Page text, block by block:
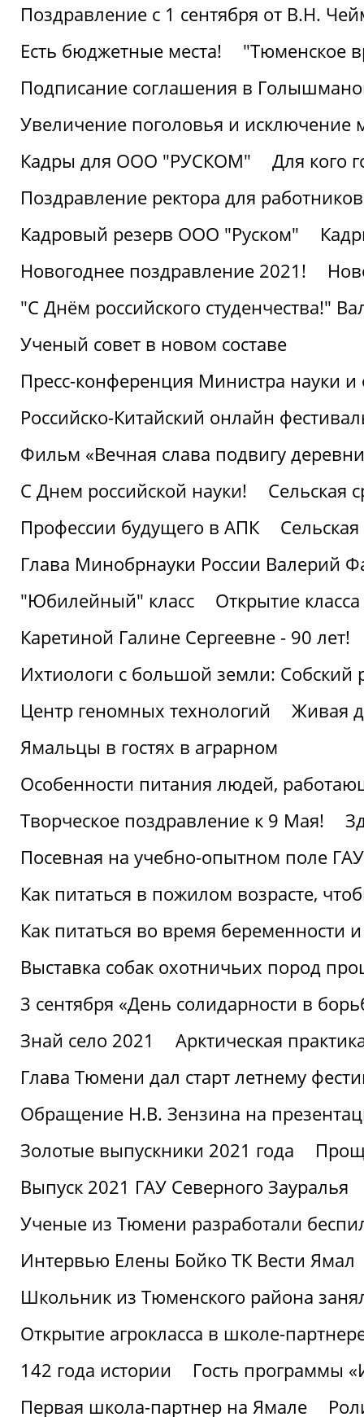
Поздравление с 1 сентября от В.Н.
Есть бюджетные места!
"Тюменское
Подписание соглашения в
Увеличение поголовья и исключение
Кадры для ООО "РУСКОМ"
Для кого
Поздравление ректора для
Кадровый резерв ООО "Руском"
Новогоднее поздравление 2021!
"С Днём российского студенчества!"
Ученый совет в новом составе
Пресс-конференция Министра науки
Российско-Китайский онлайн
Фильм «Вечная слава подвигу
С Днем российской науки!
Сельская
Профессии будущего в АПК
Глава Минобрнауки России Валерий
"Юбилейный" класс
Открытие
Каретиной Галине Сергеевне - 90 лет!
Ихтиологи с большой земли: Собский
Центр геномных технологий
Живая
Ямальцы в гостях в аграрном
Особенности питания людей,
Творческое поздравление к 9 Мая!
Посевная на учебно-опытном поле
Как питаться в пожилом возрасте,
Как питаться во время беременности
Выставка собак охотничьих пород
3 сентября «День солидарности в
Знай село 2021
Арктическая
Глава Тюмени дал старт летнему
Обращение Н.В. Зензина на
Золотые выпускники 2021 года
Выпуск 2021 ГАУ Северного Зауралья
Ученые из Тюмени разработали
Интервью Елены Бойко ТК Вести Ямал
Школьник из Тюменского района
Открытие агрокласса в школе-
142 года истории
Гость программы
Первая школа-партнер на Ямале